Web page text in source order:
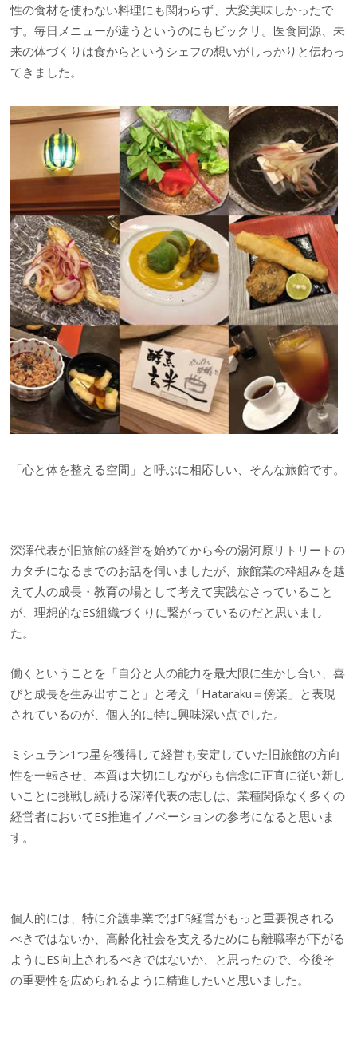
性の食材を使わない料理にも関わらず、大変美味しかったで
す。毎日メニューが違うというのにもビックリ。医食同源、未
来の体づくりは食からというシェフの想いがしっかりと伝わっ
てきました。
「心と体を整える空間」と呼ぶに相応しい、そんな旅館です。
深澤代表が旧旅館の経営を始めてから今の湯河原リトリートの
カタチになるまでのお話を伺いましたが、旅館業の枠組みを越
えて人の成長・教育の場として考えて実践なさっていること
が、理想的なES組織づくりに繋がっているのだと思いまし
た。
働くということを「自分と人の能力を最大限に生かし合い、喜
びと成長を生み出すこと」と考え「Hataraku＝傍楽」と表現
されているのが、個人的に特に興味深い点でした。
ミシュラン1つ星を獲得して経営も安定していた旧旅館の方向
性を一転させ、本質は大切にしながらも信念に正直に従い新し
いことに挑戦し続ける深澤代表の志しは、業種関係なく多くの
経営者においてES推進イノベーションの参考になると思いま
す。
個人的には、特に介護事業ではES経営がもっと重要視される
べきではないか、高齢化社会を支えるためにも離職率が下がる
ようにES向上されるべきではないか、と思ったので、今後そ
の重要性を広められるように精進したいと思いました。